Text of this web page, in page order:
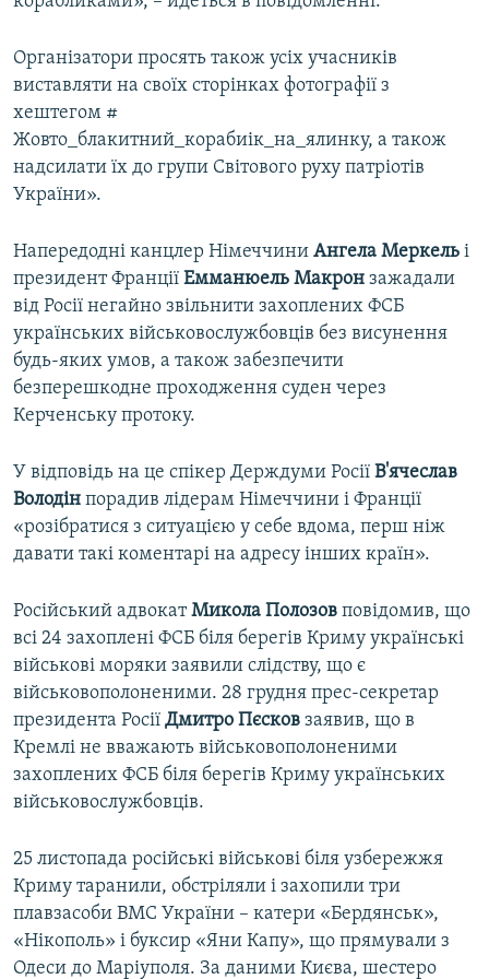
Організатори просять також усіх учасників
виставляти на своїх сторінках фотографії з
хештегом #
Жовто_блакитний_корабиік_на_ялинку, а також
надсилати їх до групи Світового руху патріотів
України».
Напередодні канцлер Німеччини Ангела Меркель і
президент Франції Емманюель Макрон зажадали
від Росії негайно звільнити захоплених ФСБ
українських військовослужбовців без висунення
будь-яких умов, а також забезпечити
безперешкодне проходження суден через
Керченську протоку.
У відповідь на це спікер Держдуми Росії В'ячеслав
Володін порадив лідерам Німеччини і Франції
«розібратися з ситуацією у себе вдома, перш ніж
давати такі коментарі на адресу інших країн».
Російський адвокатМикола Полозов повідомив, що
всі 24 захоплені ФСБ біля берегів Криму українські
військові моряки заявили слідству, що є
військовополоненими. 28 грудня прес-секретар
президента Росії Дмитро Пєсков заявив, що в
Кремлі не вважають військовополоненими
захоплених ФСБ біля берегів Криму українських
військовослужбовців.
25 листопада російські військові біля узбережжя
Криму таранили, обстріляли і захопили три
плавзасоби ВМС України – катери «Бердянськ»,
«Нікополь» і буксир «Яни Капу», що прямували з
Одеси до Маріуполя. За даними Києва, шестеро